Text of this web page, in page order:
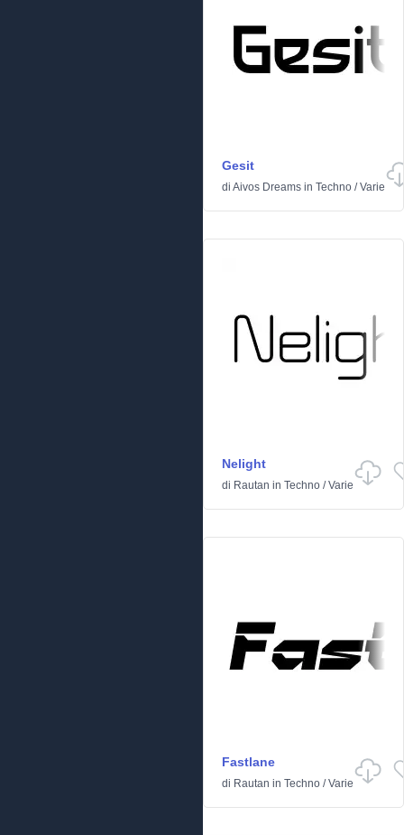
Gesit
di Aivos Dreams in Techno /Varie
Nelight
di Rautan in Techno /Varie
Fastlane
di Rautan in Techno /Varie